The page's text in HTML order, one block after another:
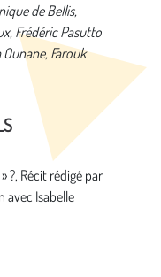
de Bellis,
Frédéric Pasutto
Ounane, Farouk
?, Récit rédigé par
avec Isabelle